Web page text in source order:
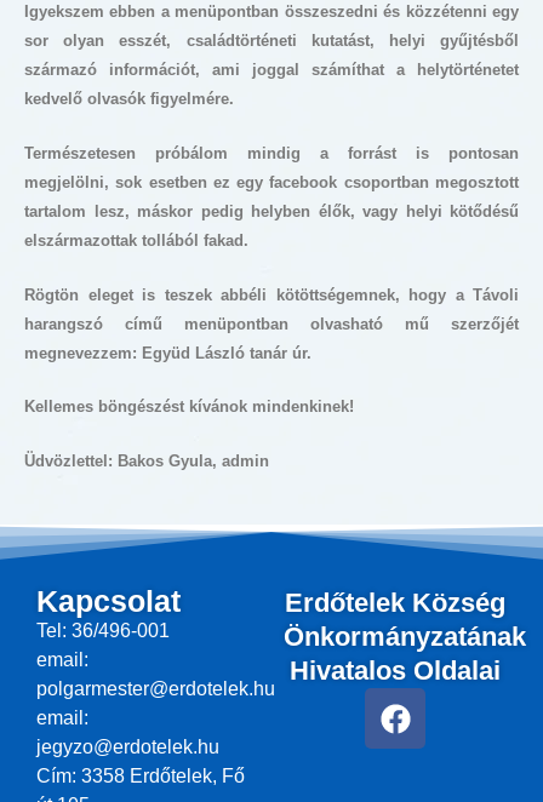
Igyekszem ebben a menüpontban összeszedni és közzétenni egy
sor olyan esszét, családtörténeti kutatást, helyi gyűjtésből
származó információt, ami joggal számíthat a helytörténetet
kedvelő olvasók figyelmére.
Természetesen próbálom mindig a forrást is pontosan
megjelölni, sok esetben ez egy facebook csoportban megosztott
tartalom lesz, máskor pedig helyben élők, vagy helyi kötődésű
elszármazottak tollából fakad.
Rögtön eleget is teszek abbéli kötöttségemnek, hogy a Távoli
harangszó című menüpontban olvasható mű szerzőjét
megnevezzem: Együd László tanár úr.
Kellemes böngészést kívánok mindenkinek!
Üdvözlettel: Bakos Gyula, admin
Kapcsolat
Tel: 36/496-001
email:
polgarmester@erdotelek.hu
email:
jegyzo@erdotelek.hu
Cím: 3358 Erdőtelek, Fő
Erdőtelek Község
Önkormányzatának
Hivatalos Oldalai
F
a